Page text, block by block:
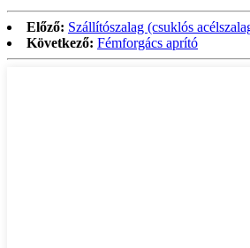
Előző: Szállítószalag (csuklós
Következő: Fémforgács aprító